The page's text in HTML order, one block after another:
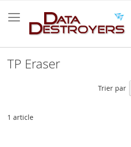
au
contenu
TP Eraser
1 article
Trier par